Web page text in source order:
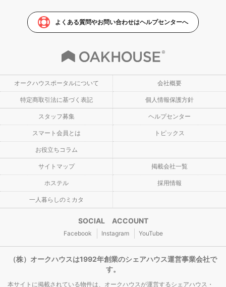
よくある質問やお問い合わせはヘルプセンターへ
オークハウスポータルについて 会社概要
特定商取引法に基づく表記 個人情報保護方針
スタッフ募集 ヘルプセンター
スマート会員とは トピックス
お役立ちコラム
サイトマップ 掲載会社一覧
ホステル 採用情報
一人暮らしのミカタ
SOCIAL ACCOUNT
Facebook Instagram YouTube
（株）オークハウスは1992年創業のシェアハウス運営事業会社で
す。
本サイトに掲載されている物件は、オークハウスが運営するシェアハウス・